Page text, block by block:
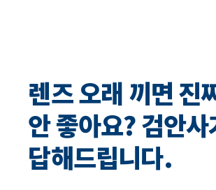
렌즈 오래 끼면 진
안 좋아요? 검안
답해드립니다.